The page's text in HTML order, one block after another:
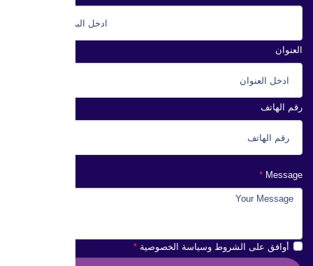
العنوان
رقم الهاتف
Message
أوافق على الشروط وسياسة الخصوصية